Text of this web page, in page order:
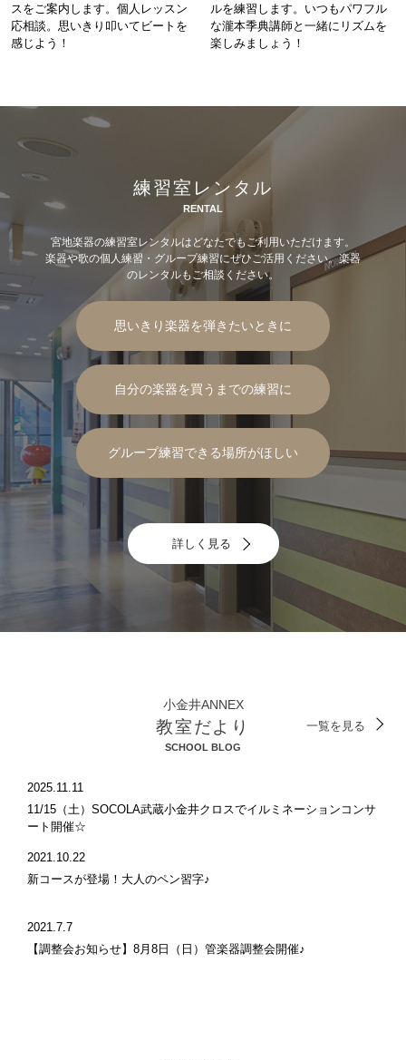
スをご案内します。個人レッスン
応相談。思いきり叩いてビートを
感じよう！
ルを練習します。いつもパワフル
な瀧本季典講師と一緒にリズムを
楽しみましょう！
練習室レンタル
RENTAL
宮地楽器の練習室レンタルはどなたでもご利用いただけます。
楽器や歌の個人練習・グループ練習にぜひご活用ください。楽器
のレンタルもご相談ください。
思いきり楽器を弾きたいときに
自分の楽器を買うまでの練習に
グループ練習できる場所がほしい
詳しく見る
小金井ANNEX
教室だより
SCHOOL BLOG
一覧を見る
2025.11.11
11/15（土）SOCOLA武蔵小金井クロスでイルミネーションコンサ
ート開催☆
2021.10.22
新コースが登場！大人のペン習字♪
2021.7.7
【調整会お知らせ】8月8日（日）管楽器調整会開催♪